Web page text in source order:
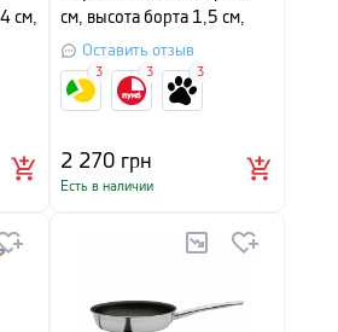
см,
см, высота борта 1,5 см,
серебристо-серый
Оставить отзыв
2 270 грн
Есть в наличии
3 3 3